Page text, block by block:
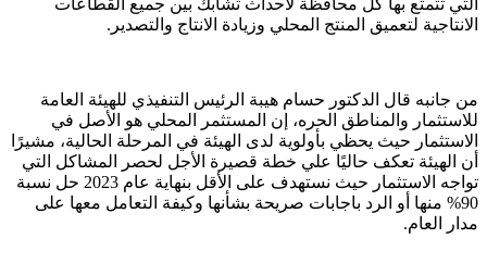
الانتاجية لتعميق المنتج المحلي وزيادة الانتاج والتصدير.
من جانبه قال الدكتور حسام هيبة الرئيس التنفيذي للهيئة العامة
للاستثمار والمناطق الحره، إن المستثمر المحلي هو الأصل في
الاستثمار حيث يحظي بأولوية لدى الهيئة في المرحلة الحالية، مشيرًا
أن الهيئة تعكف حاليًا علي خطة قصيرة الأجل لحصر المشاكل التي
تواجه الاستثمار حيث نستهدف على الأقل بنهاية عام 2023 حل نسبة
90% منها أو الرد باجابات صريحة بشأنها وكيفة التعامل معها على
مدار العام.